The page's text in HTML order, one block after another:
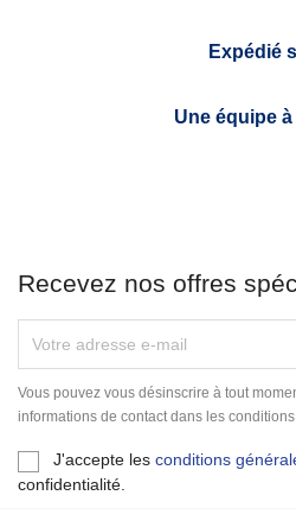
Expédié
Une équipe
Recevez nos offres
Vous pouvez vous désinscrire à tout
informations de contact dans les
J'accepte les conditions
confidentialité.